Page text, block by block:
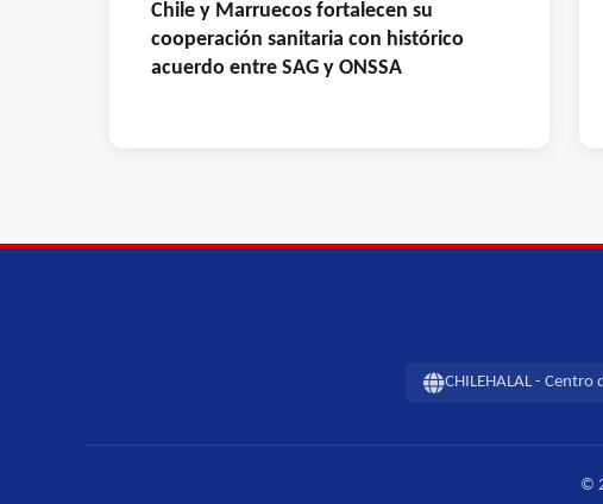
Chile y Marruecos fortalecen su
cooperación sanitaria con histórico
acuerdo entre SAG y ONSSA
CHILEHALAL - Centro
©